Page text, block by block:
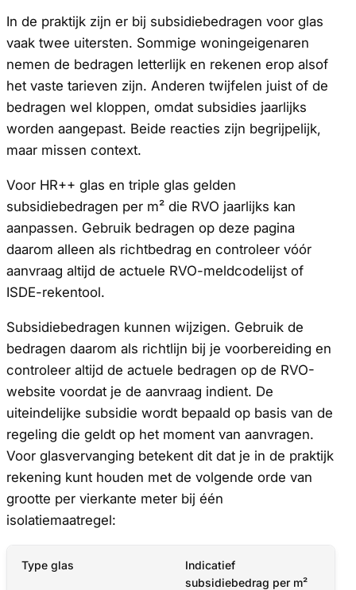
In de praktijk zijn er bij subsidiebedragen voor glas
vaak twee uitersten. Sommige woningeigenaren
nemen de bedragen letterlijk en rekenen erop alsof
het vaste tarieven zijn. Anderen twijfelen juist of de
bedragen wel kloppen, omdat subsidies jaarlijks
worden aangepast. Beide reacties zijn begrijpelijk,
maar missen context.
Voor HR++ glas en triple glas gelden
subsidiebedragen per m² die RVO jaarlijks kan
aanpassen. Gebruik bedragen op deze pagina
daarom alleen als richtbedrag en controleer vóór
aanvraag altijd de actuele RVO-meldcodelijst of
ISDE-rekentool.
Subsidiebedragen kunnen wijzigen. Gebruik de
bedragen daarom als richtlijn bij je voorbereiding en
controleer altijd de actuele bedragen op de RVO-
website voordat je de aanvraag indient. De
uiteindelijke subsidie wordt bepaald op basis van de
regeling die geldt op het moment van aanvragen.
Voor glasvervanging betekent dit dat je in de praktijk
rekening kunt houden met de volgende orde van
grootte per vierkante meter bij één
isolatiemaatregel:
Type glas
Indicatief
subsidiebedrag per m²